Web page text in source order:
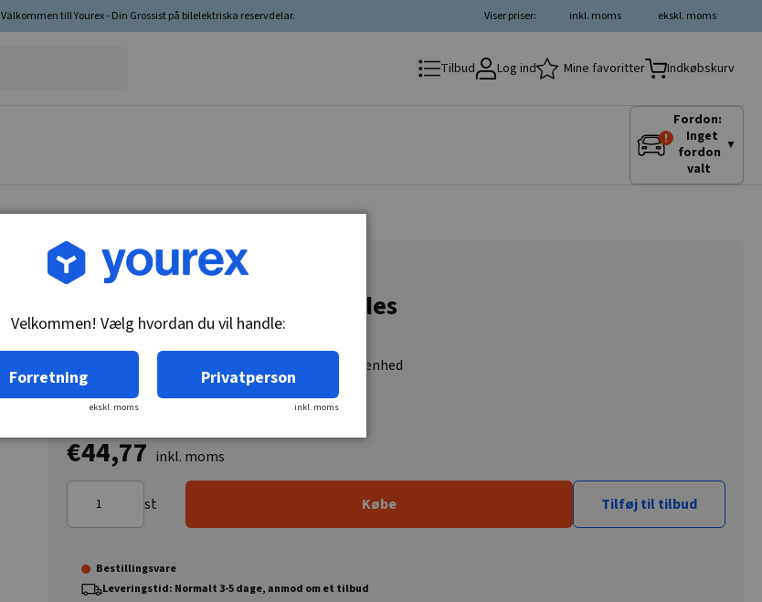
Välkommen till Yourex - Din Grossist på bilelektriska reservdelar. ekskl. moms
inkl. moms
Viser priser:
Tilbud Log ind Mine favoritter Indkøbskurv
Fordon:
Inget
fordon
valt
▼
Vare nr.: 1860101
Bagkofterskontakt, Mercedes
M27x1 & M12x1, stift diameter 4 & 4mm, ikke/ny enhed
€44,77 inkl. moms
st Købe Tilføj til tilbud
Bestillingsvare
Leveringstid: Normalt 3-5 dage, anmod om et tilbud
Velkommen! Vælg hvordan du vil handle:
Forretning
ekskl. moms
Privatperson
inkl. moms